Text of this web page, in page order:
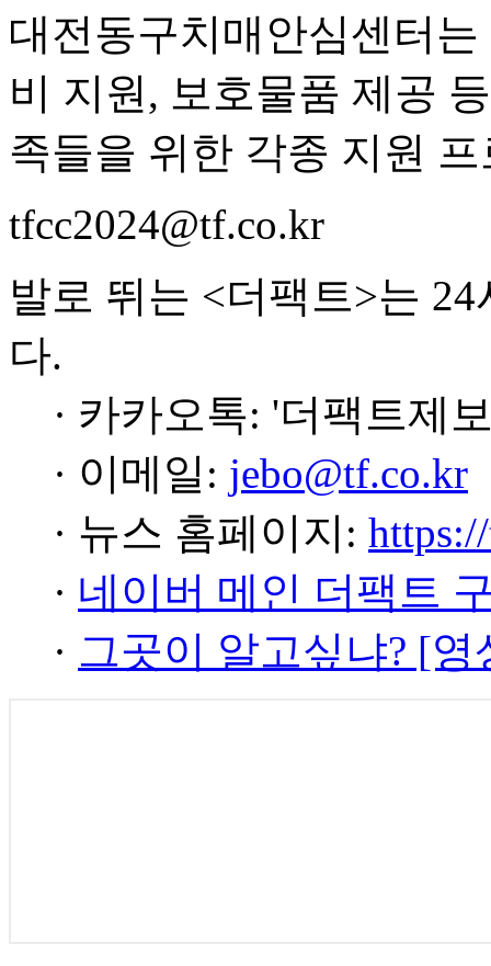
대전동구치매안심센터
비 지원, 보호물품 제공
족들을 위한 각종 지원
tfcc2024@tf.co.kr
발로 뛰는 <더팩트>는
다.
· 카카오톡: '더팩트제
· 이메일: jebo@tf.co.kr
· 뉴스 홈페이지:
· 네이버 메인 더팩트
· 그곳이 알고싶냐? [